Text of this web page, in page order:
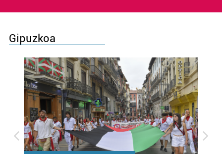
Gipuzkoa